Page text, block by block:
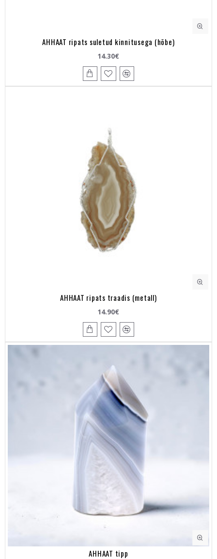
AHHAAT ripats suletud kinnitusega (hõbe)
14.30€
AHHAAT ripats traadis (metall)
14.90€
AHHAAT tipp